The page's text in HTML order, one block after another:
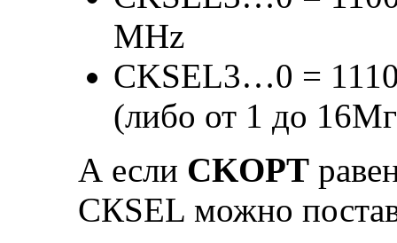
MHz
CKSEL3…0 =
(либо от 1 до
А если CKOPT
CКSEL можно